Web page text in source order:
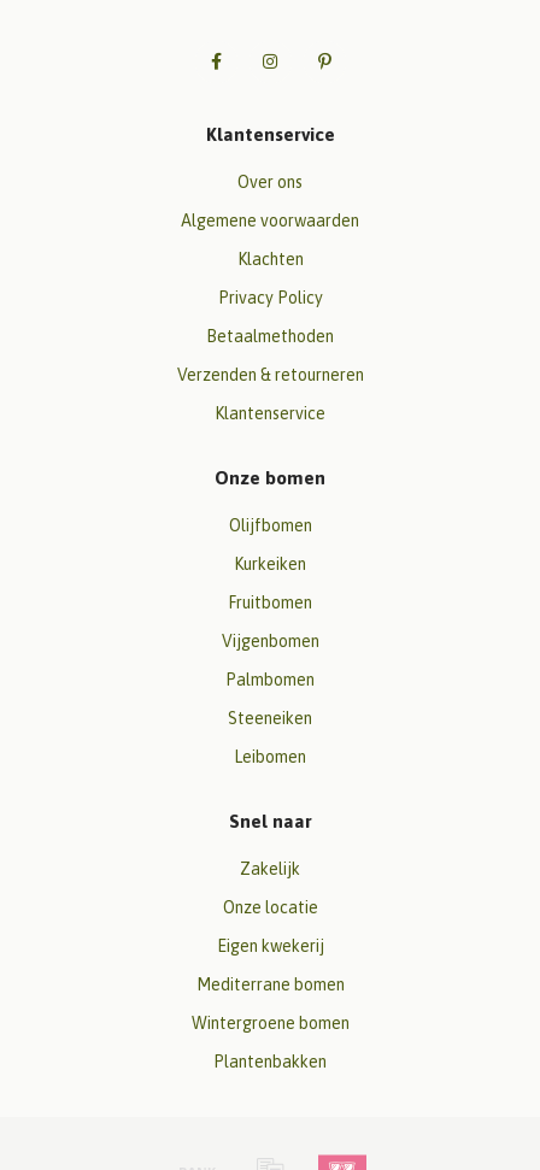
Klantenservice
Over ons
Algemene voorwaarden
Klachten
Privacy Policy
Betaalmethoden
Verzenden & retourneren
Klantenservice
Onze bomen
Olijfbomen
Kurkeiken
Fruitbomen
Vijgenbomen
Palmbomen
Steeneiken
Leibomen
Snel naar
Zakelijk
Onze locatie
Eigen kwekerij
Mediterrane bomen
Wintergroene bomen
Plantenbakken